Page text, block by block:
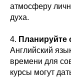
атмосферу
духа.
4. Планируйте
Английский
времени для
курсы могут